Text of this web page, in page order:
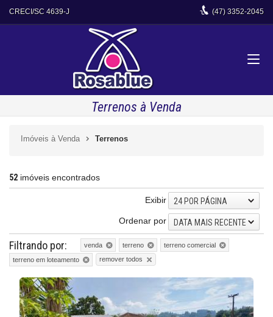
CRECI/SC 4639-J (47) 3352-2045
Terrenos à Venda
Imóveis à Venda Terrenos
52 imóveis encontrados
Exibir
24 POR PÁGINA
Ordenar por
DATA MAIS RECENTE
Filtrando por: venda terreno
terreno comercial
terreno em loteamento
remover todos